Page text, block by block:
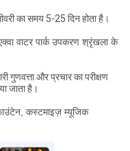
का समय 5-25 दिन होता है।
वाटर पार्क उपकरण श्रृंखला के
गुणवत्ता और प्रचार का परीक्षण
जाता है।
कस्टमाइज़ म्यूजिक